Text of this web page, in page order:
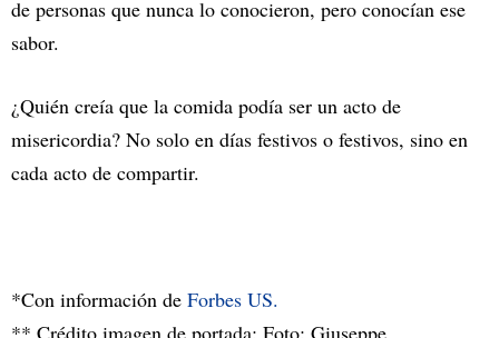
de personas que nunca lo conocieron, pero conocían ese
sabor.
¿Quién creía que la comida podía ser un acto de
misericordia? No solo en días festivos o festivos, sino en
cada acto de compartir.
*Con información de Forbes US.
** Crédito imagen de portada: Foto: Giuseppe